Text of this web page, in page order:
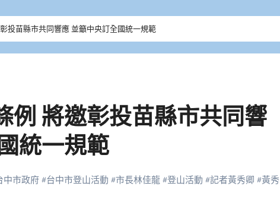
投苗縣市共同響應 並籲中央訂全國統一規範
例 將邀彰投苗縣市共同響
統一規範
中市政府#台中市登山活動 #市長林佳龍 #登山活動 #記者黃秀卿 #黃秀